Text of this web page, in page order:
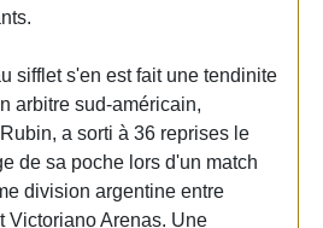
sifflet s'en est fait une tendinite
arbitre sud-américain,
a sorti à 36 reprises le
de sa poche lors d'un match
division argentine entre
Victoriano Arenas. Une